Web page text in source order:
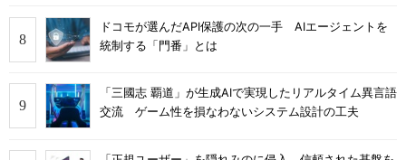
ドコモが選んだAPI保護の次の一手 AIエージェントを
統制する「門番」とは
「三國志 覇道」が生成AIで実現したリアルタイム異言語
交流 ゲーム性を損なわないシステム設計の工夫